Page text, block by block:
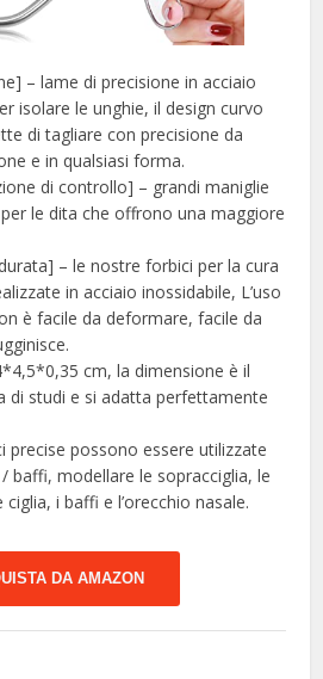
– lame di precisione in acciaio
isolare le unghie, il design curvo
di tagliare con precisione da
e in qualsiasi forma.
di controllo] – grandi maniglie
le dita che offrono una maggiore
– le nostre forbici per la cura
in acciaio inossidabile, L’uso
è facile da deformare, facile da
cm, la dimensione è il
di studi e si adatta perfettamente
precise possono essere utilizzate
baffi, modellare le sopracciglia, le
i baffi e l’orecchio nasale.
DA AMAZON